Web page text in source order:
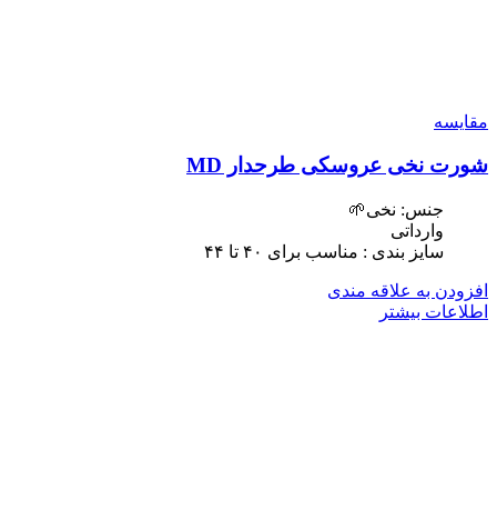
مقایسه
شورت نخی عروسکی طرحدار MD
جنس: نخی🌱
وارداتی
سایز بندی : مناسب برای ۴٠ تا ۴۴
افزودن به علاقه مندی
اطلاعات بیشتر